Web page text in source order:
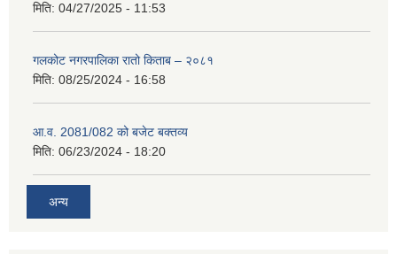
मिति: 04/27/2025 - 11:53
गलकोट नगरपालिका रातो किताब – २०८१
मिति: 08/25/2024 - 16:58
आ.व. 2081/082 को बजेट बक्तव्य
मिति: 06/23/2024 - 18:20
अन्य